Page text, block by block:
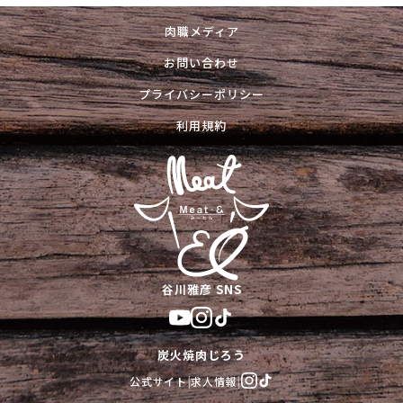
肉職メディア
お問い合わせ
プライバシーポリシー
利用規約
谷川雅彦 SNS
炭火焼肉じろう
公式サイト|求人情報|